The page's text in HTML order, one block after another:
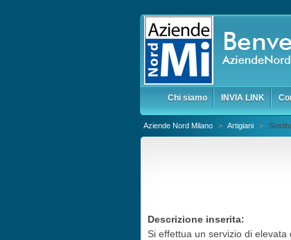
Chi siamo INVIA LINK
Aziende Nord Milano > Artigiani >
Descrizione inserita:
Si effettua un servizio di